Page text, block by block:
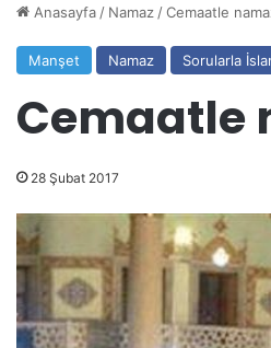
Anasayfa / Namaz /Cemaatle
Manşet Namaz Sorularla
Cemaatle
28 Şubat 2017